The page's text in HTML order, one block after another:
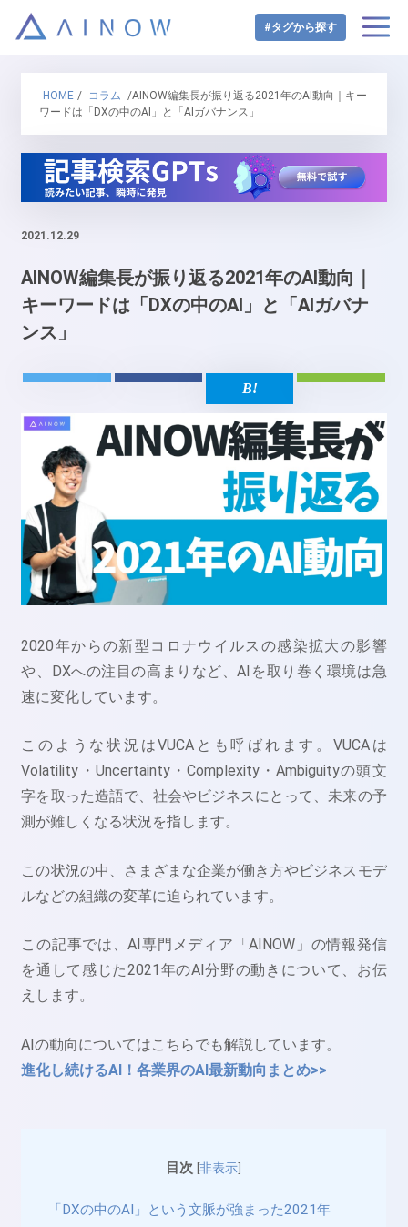
#タグから探す
HOME / コラム /AINOW編集長が振り返る2021年のAI動向｜キー
ワードは「DXの中のAI」と「AIガバナンス」
2021.12.29
AINOW編集長が振り返る2021年のAI動向｜
キーワードは「DXの中のAI」と「AIガバナ
ンス」
2020年からの新型コロナウイルスの感染拡大の影響
や、DXへの注目の高まりなど、AIを取り巻く環境は急
速に変化しています。
このような状況はVUCAとも呼ばれます。VUCAは
Volatility・Uncertainty・Complexity・Ambiguityの頭文
字を取った造語で、社会やビジネスにとって、未来の予
測が難しくなる状況を指します。
この状況の中、さまざまな企業が働き方やビジネスモデ
ルなどの組織の変革に迫られています。
この記事では、AI専門メディア「AINOW」の情報発信
を通して感じた2021年のAI分野の動きについて、お伝
えします。
AIの動向についてはこちらでも解説しています。
進化し続けるAI！各業界のAI最新動向まとめ>>
目次 [非表示]
「DXの中のAI」という文脈が強まった2021年